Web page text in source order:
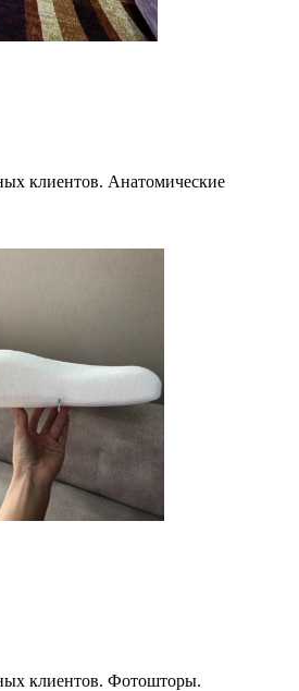
клиентов. Анатомические
клиентов. Фотошторы.